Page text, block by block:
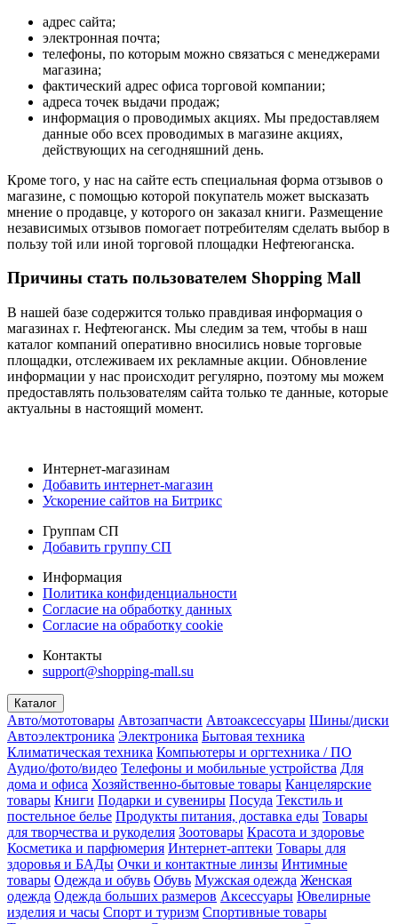
адрес сайта;
электронная почта;
телефоны, по которым можно связаться с менеджерами
магазина;
фактический адрес офиса торговой компании;
адреса точек выдачи продаж;
информация о проводимых акциях. Мы предоставляем
данные обо всех проводимых в магазине акциях,
действующих на сегодняшний день.
Кроме того, у нас на сайте есть специальная форма отзывов о
магазине, с помощью которой покупатель может высказать
мнение о продавце, у которого он заказал книги. Размещение
независимых отзывов помогает потребителям сделать выбор в
пользу той или иной торговой площадки Нефтеюганска.
Причины стать пользователем Shopping Mall
В нашей базе содержится только правдивая информация о
магазинах г. Нефтеюганск. Мы следим за тем, чтобы в наш
каталог компаний оперативно вносились новые торговые
площадки, отслеживаем их рекламные акции. Обновление
информации у нас происходит регулярно, поэтому мы можем
предоставлять пользователям сайта только те данные, которые
актуальны в настоящий момент.
Интернет-магазинам
Добавить интернет-магазин
Ускорение сайтов на Битрикс
Группам СП
Добавить группу СП
Информация
Политика конфиденциальности
Согласие на обработку данных
Согласие на обработку cookie
Контакты
support@shopping-mall.su
Каталог
Авто/мототовары Автозапчасти Автоаксессуары Шины/диски
Автоэлектроника Электроника Бытовая техника
Климатическая техника Компьютеры и оргтехника / ПО
Аудио/фото/видео Телефоны и мобильные устройства Для
дома и офиса Хозяйственно-бытовые товары Канцелярские
товары Книги Подарки и сувениры Посуда Текстиль и
постельное белье Продукты питания, доставка еды Товары
для творчества и рукоделия Зоотовары Красота и здоровье
Косметика и парфюмерия Интернет-аптеки Товары для
здоровья и БАДы Очки и контактные линзы Интимные
товары Одежда и обувь Обувь Мужская одежда Женская
одежда Одежда больших размеров Аксессуары Ювелирные
изделия и часы Спорт и туризм Спортивные товары